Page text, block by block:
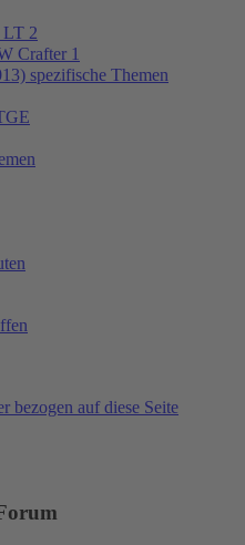
2
Crafter 1
spezifische Themen
auf diese Seite